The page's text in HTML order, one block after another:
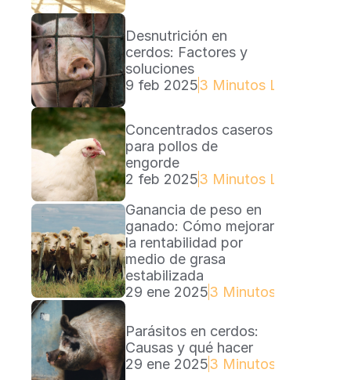
Desnutrición en
cerdos: Factores y
soluciones
9 feb 20253 Minutos Lectura
Concentrados caseros
para pollos de
engorde
2 feb 20253 Minutos Lectura
Ganancia de peso en
ganado: Cómo mejorar
la rentabilidad por
medio de grasa
estabilizada
29 ene 20253 Minutos Lectura
Parásitos en cerdos:
Causas y qué hacer
29 ene 20253 Minutos Lectura